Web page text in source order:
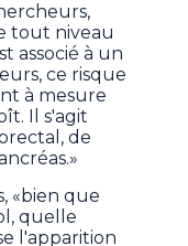
tout niveau
associé à un
ce risque
à mesure
Il s'agit
de
«bien que
quelle
l'apparition